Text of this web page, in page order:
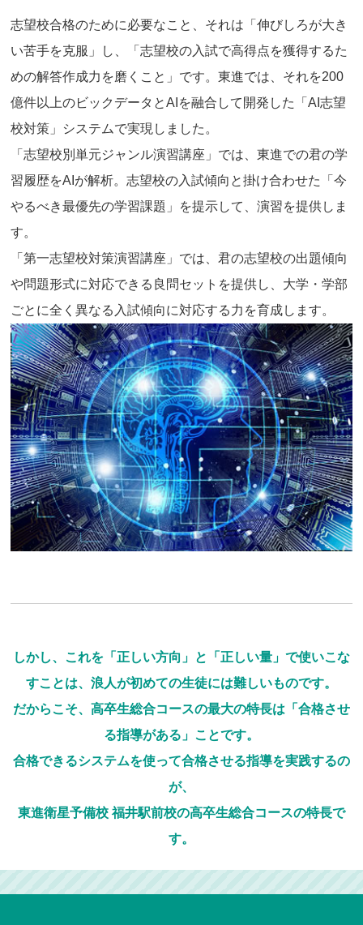
志望校合格のために必要なこと、それは「伸びしろが大き
い苦手を克服」し、「志望校の入試で高得点を獲得するた
めの解答作成力を磨くこと」です。東進では、それを200
億件以上のビックデータとAIを融合して開発した「AI志望
校対策」システムで実現しました。
「志望校別単元ジャンル演習講座」では、東進での君の学
習履歴をAIが解析。志望校の入試傾向と掛け合わせた「今
やるべき最優先の学習課題」を提示して、演習を提供しま
す。
「第一志望校対策演習講座」では、君の志望校の出題傾向
や問題形式に対応できる良問セットを提供し、大学・学部
ごとに全く異なる入試傾向に対応する力を育成します。
しかし、これを「正しい方向」と「正しい量」で使いこな
すことは、浪人が初めての生徒には難しいものです。
だからこそ、高卒生総合コースの最大の特長は「合格させ
る指導がある」ことです。
合格できるシステムを使って合格させる指導を実践するの
が、
東進衛星予備校 福井駅前校の高卒生総合コースの特長で
す。